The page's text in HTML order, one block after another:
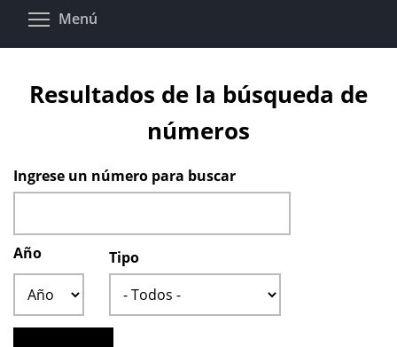
Pasar
Menú
Resultados de la búsqueda de
números
Ingrese un número para buscar
Año
Tipo